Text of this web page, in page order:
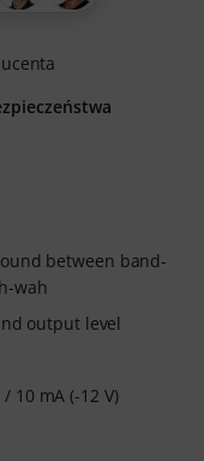
between band-
wah
output level
10 mA (-12 V)